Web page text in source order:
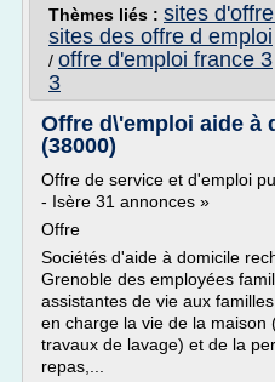
Thèmes liés : sites
sites des offre d emploi
/ offre d'emploi france 3
3
Offre d\'emploi aide à
(38000)
Offre de service et d'emploi
- Isère 31 annonces »
Offre
Sociétés d'aide à domicile
Grenoble des employées
assistantes de vie aux
en charge la vie de la
travaux de lavage) et de la
repas,...